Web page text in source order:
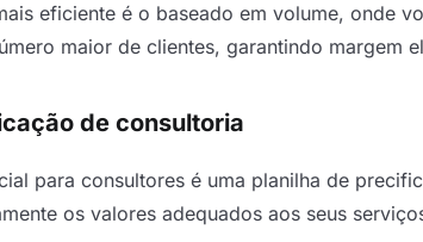
eficiente é o baseado em volume, onde
maior de clientes, garantindo margem
de consultoria
para consultores é uma planilha de
os valores adequados aos seus